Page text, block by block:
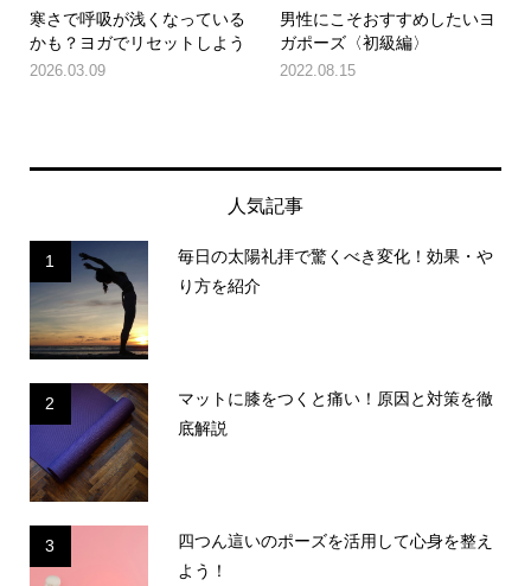
寒さで呼吸が浅くなっている
かも？ヨガでリセットしよう
2026.03.09
男性にこそおすすめしたいヨ
ガポーズ〈初級編〉
2022.08.15
人気記事
1
毎日の太陽礼拝で驚くべき変化！効果・や
り方を紹介
2
マットに膝をつくと痛い！原因と対策を徹
底解説
3
四つん這いのポーズを活用して心身を整え
よう！